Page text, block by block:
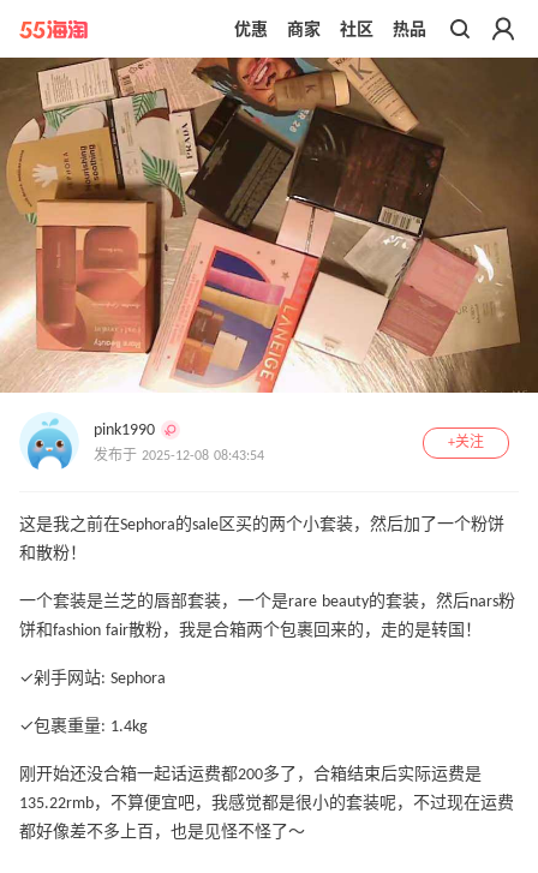
带你去官网买正品
优惠 商家 社区 热品
pink1990
发布于 2025-12-08 08:43:54
+关注
这是我之前在Sephora的sale区买的两个小套装，然后加了一个粉饼
和散粉！
一个套装是兰芝的唇部套装，一个是rare beauty的套装，然后nars粉
饼和fashion fair散粉，我是合箱两个包裹回来的，走的是转国！
✓剁手网站: Sephora
✓包裹重量: 1.4kg
刚开始还没合箱一起话运费都200多了，合箱结束后实际运费是
135.22rmb，不算便宜吧，我感觉都是很小的套装呢，不过现在运费
都好像差不多上百，也是见怪不怪了～